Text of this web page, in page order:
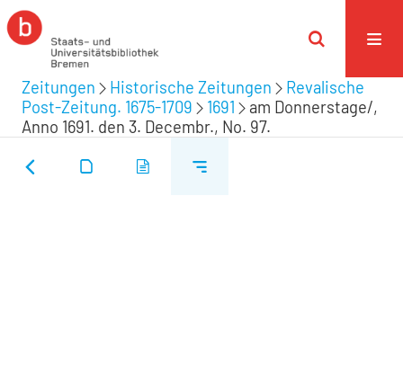
Zeitungen Historische Zeitungen
Revalische
Post-Zeitung. 1675-1709
1691
am Donnerstage/,
Anno 1691. den 3. Decembr., No. 97.